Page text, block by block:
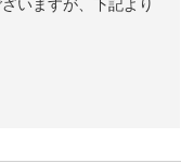
いますが、下記より